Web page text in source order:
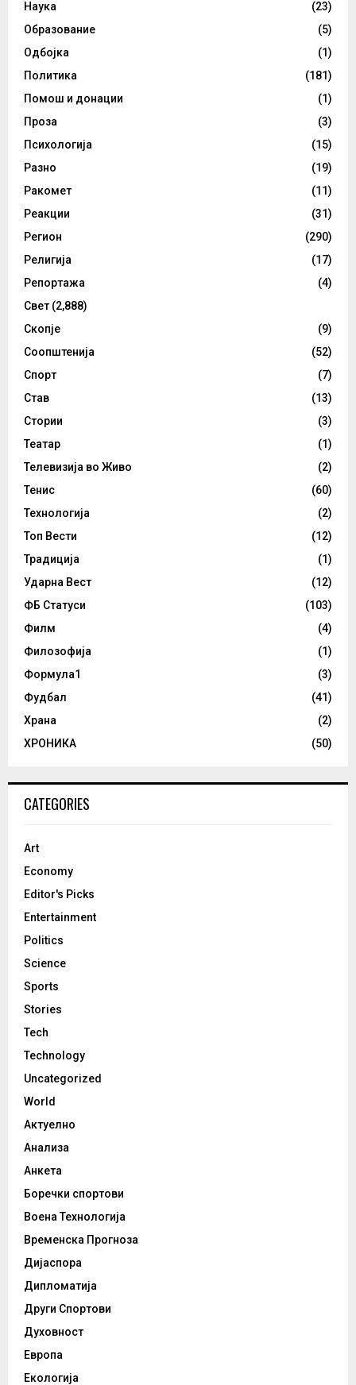
Наука
(23)
Образование
(5)
Одбојка
(1)
Политика
(181)
Помош и донации
(1)
Проза
(3)
Психологија
(15)
Разно
(19)
Ракомет
(11)
Реакции
(31)
Регион
(290)
Религија
(17)
Репортажа
(4)
Свет (2,888)
Скопје
(9)
Соопштенија
(52)
Спорт
(7)
Став
(13)
Стории
(3)
Театар
(1)
Телевизија во Живо
(2)
Тенис
(60)
Технологија
(2)
Топ Вести
(12)
Традиција
(1)
Ударна Вест
(12)
ФБ Статуси
(103)
Филм
(4)
Филозофија
(1)
Формула1
(3)
Фудбал
(41)
Храна
(2)
ХРОНИКА
(50)
CATEGORIES
Art
Economy
Editor's Picks
Entertainment
Politics
Science
Sports
Stories
Tech
Technology
Uncategorized
World
Актуелно
Анализа
Анкета
Боречки спортови
Воена Технологија
Временска Прогноза
Дијаспора
Дипломатија
Други Спортови
Духовност
Европа
Екологија